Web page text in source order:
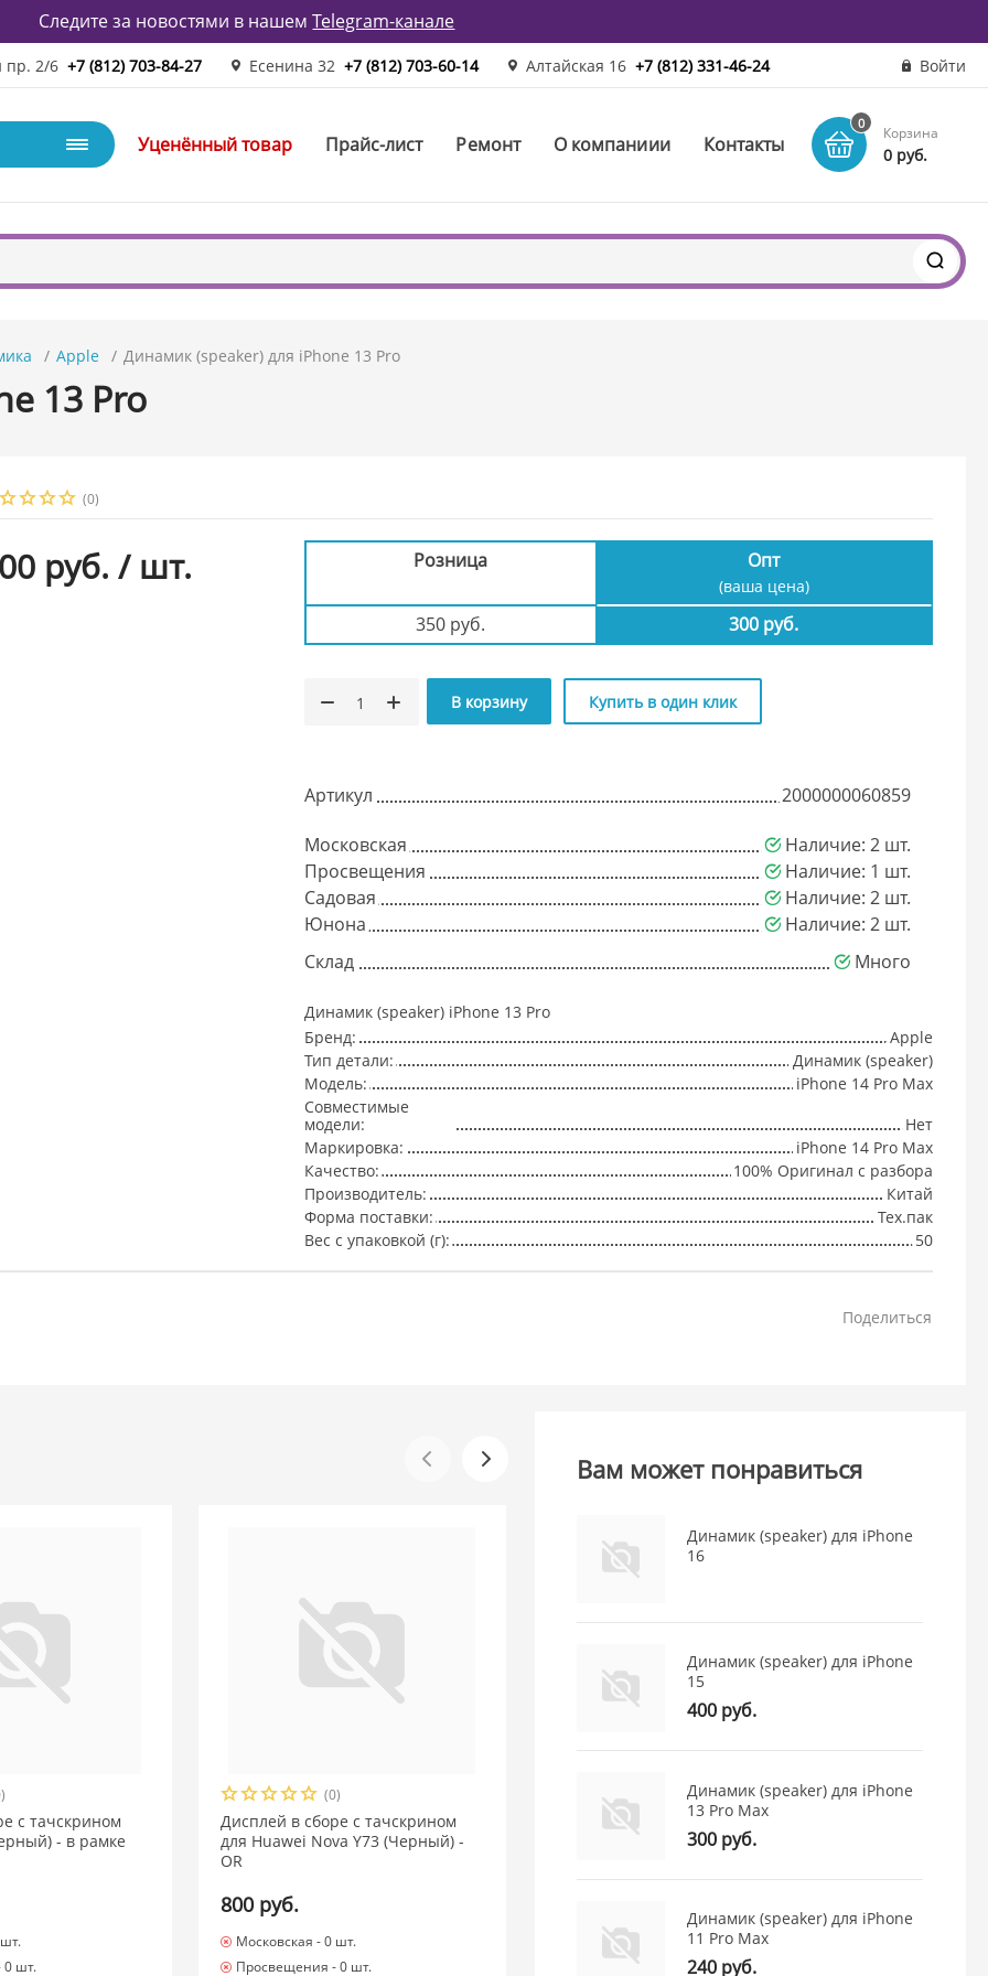
Следите за новостями в нашемTelegram-канале
пр. 2/6 +7 (812) 703-84-27 Есенина 32 +7 (812) 703-60-14 Алтайская 16 +7 (812) 331-46-24 Войти
Уценённый товар Прайс-лист Ремонт О компаниии Контакты
0
Корзина
0 руб.
Apple Динамик (speaker) для iPhone 13 Pro
13 Pro
(0)
руб. / шт. Розница Опт
(ваша цена)
350 руб. 300 руб.
В корзину Купить в один клик
Артикул 2000000060859
Московская
Наличие: 2 шт.
Просвещения
Наличие: 1 шт.
Садовая
Наличие: 2 шт.
Юнона
Наличие: 2 шт.
Склад
Много
Динамик (speaker) iPhone 13 Pro
Бренд:
Apple
Тип детали:
Динамик (speaker)
Модель:
iPhone 14 Pro Max
Совместимые
модели:
Нет
Маркировка:
iPhone 14 Pro Max
Качество:
100% Оригинал с разбора
Производитель:
Китай
Форма поставки:
Тех.пак
Вес с упаковкой (г):
50
Поделиться
с тачскрином
- в рамке
0 шт.
(0)
Дисплей в сборе с тачскрином
для Huawei Nova Y73 (Черный) -
OR
800 руб.
Московская -0 шт.
Просвещения -0 шт.
Рамка дисплея для Realme 15T
(Черный) - OR100%
Московская -
0 шт.
Просвещения -
0 шт.
Вам может понравиться
Динамик (speaker) для iPhone
16
Динамик (speaker) для iPhone
15
400 руб.
Динамик (speaker) для iPhone
13 Pro Max
300 руб.
Динамик (speaker) для iPhone
11 Pro Max
240 руб.